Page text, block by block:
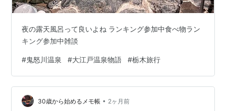
夜の露天風呂って良いよね ランキング参加中食べ物ラン
キング参加中雑談
#鬼怒川温泉 #大江戸温泉物語 #栃木旅行
30歳から始めるメモ帳 • 2ヶ月前